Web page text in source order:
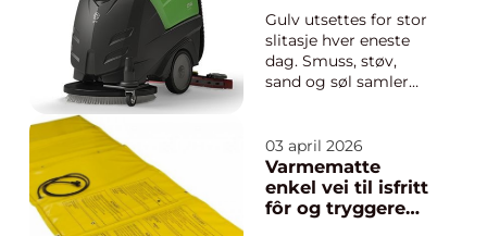
Gulv utsettes for stor
slitasje hver eneste
dag. Smuss, støv,
sand og søl samler
krever både tid og
krefter. Mange
virksomheter
oppdager derfor at
03 april 2026
Varmematte
enkel vei til isfritt
fôr og tryggere